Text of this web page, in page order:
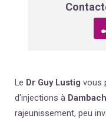
Le Dr Guy Lustig vous
d'injections à
rajeunissement, peu